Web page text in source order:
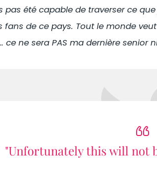
pas été capable de traverser ce
fans de ce pays. Tout le monde
ce ne sera PAS ma dernière senior
"Unfortunately this will not